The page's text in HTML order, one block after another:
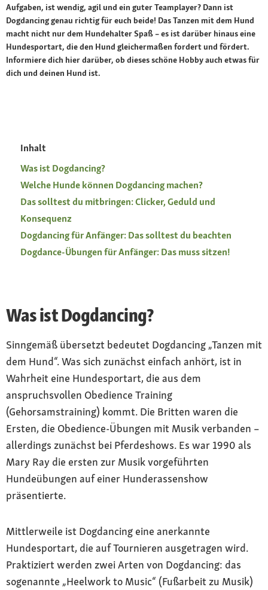
Aufgaben, ist wendig, agil und ein guter Teamplayer? Dann ist
Dogdancing genau richtig für euch beide! Das Tanzen mit dem Hund
macht nicht nur dem Hundehalter Spaß – es ist darüber hinaus eine
Hundesportart, die den Hund gleichermaßen fordert und fördert.
Informiere dich hier darüber, ob dieses schöne Hobby auch etwas für
dich und deinen Hund ist.
Inhalt
Was ist Dogdancing?
Welche Hunde können Dogdancing machen?
Das solltest du mitbringen: Clicker, Geduld und
Konsequenz
Dogdancing für Anfänger: Das solltest du beachten
Dogdance-Übungen für Anfänger: Das muss sitzen!
Was ist Dogdancing?
Sinngemäß übersetzt bedeutet Dogdancing „Tanzen mit
dem Hund“. Was sich zunächst einfach anhört, ist in
Wahrheit eine Hundesportart, die aus dem
anspruchsvollen Obedience Training
(Gehorsamstraining) kommt. Die Britten waren die
Ersten, die Obedience-Übungen mit Musik verbanden –
allerdings zunächst bei Pferdeshows. Es war 1990 als
Mary Ray die ersten zur Musik vorgeführten
Hundeübungen auf einer Hunderassenshow
präsentierte.
Mittlerweile ist Dogdancing eine anerkannte
Hundesportart, die auf Tournieren ausgetragen wird.
Praktiziert werden zwei Arten von Dogdancing: das
sogenannte „Heelwork to Music“ (Fußarbeit zu Musik)